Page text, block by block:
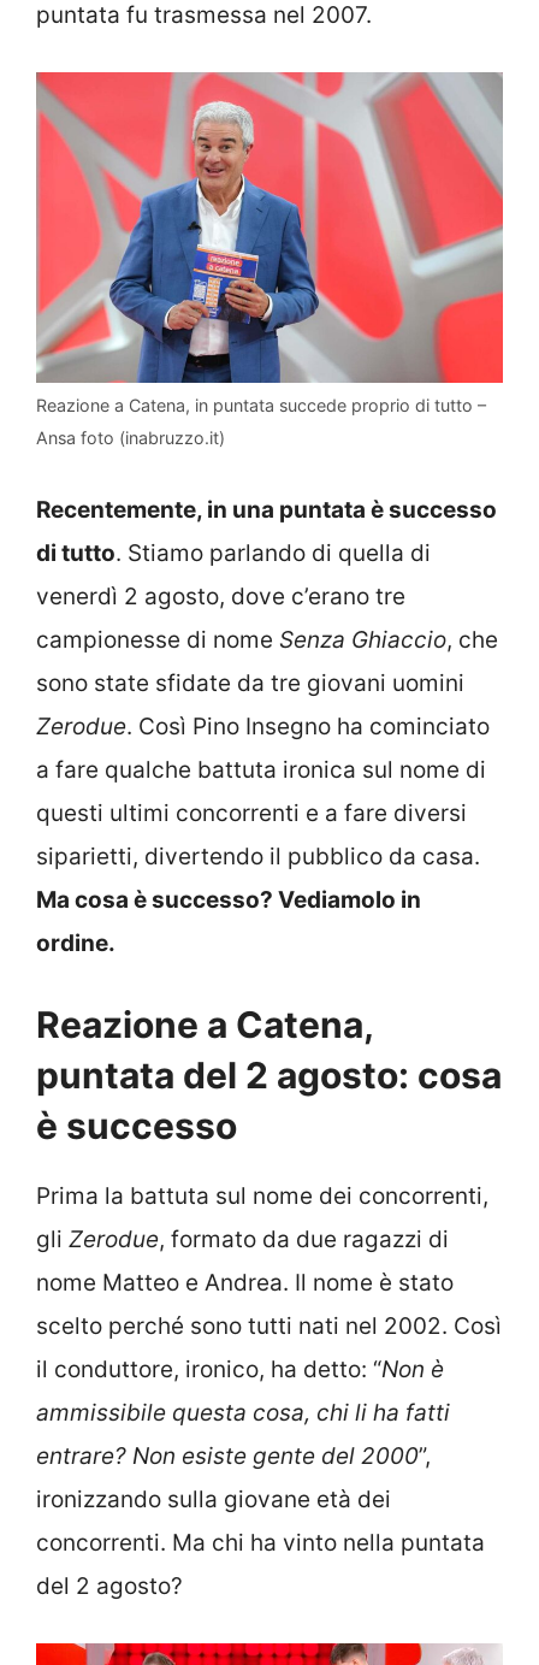
puntata fu trasmessa nel 2007.
Reazione a Catena, in puntata succede proprio di tutto –
Ansa foto (inabruzzo.it)
Recentemente, in una puntata è successo
di tutto. Stiamo parlando di quella di
venerdì 2 agosto, dove c’erano tre
campionesse di nome Senza Ghiaccio, che
sono state sfidate da tre giovani uomini
Zerodue. Così Pino Insegno ha cominciato
a fare qualche battuta ironica sul nome di
questi ultimi concorrenti e a fare diversi
siparietti, divertendo il pubblico da casa.
Ma cosa è successo? Vediamolo in
ordine.
Reazione a Catena,
puntata del 2 agosto: cosa
è successo
Prima la battuta sul nome dei concorrenti,
gli Zerodue, formato da due ragazzi di
nome Matteo e Andrea. Il nome è stato
scelto perché sono tutti nati nel 2002. Così
il conduttore, ironico, ha detto: “Non è
ammissibile questa cosa, chi li ha fatti
entrare? Non esiste gente del 2000”,
ironizzando sulla giovane età dei
concorrenti. Ma chi ha vinto nella puntata
del 2 agosto?